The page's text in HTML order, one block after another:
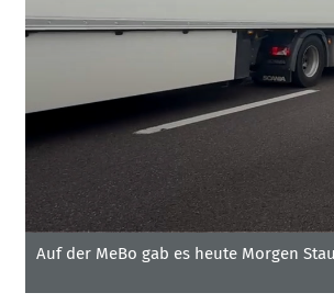
seconds
46
Auf der MeBo gab es heute Morgen